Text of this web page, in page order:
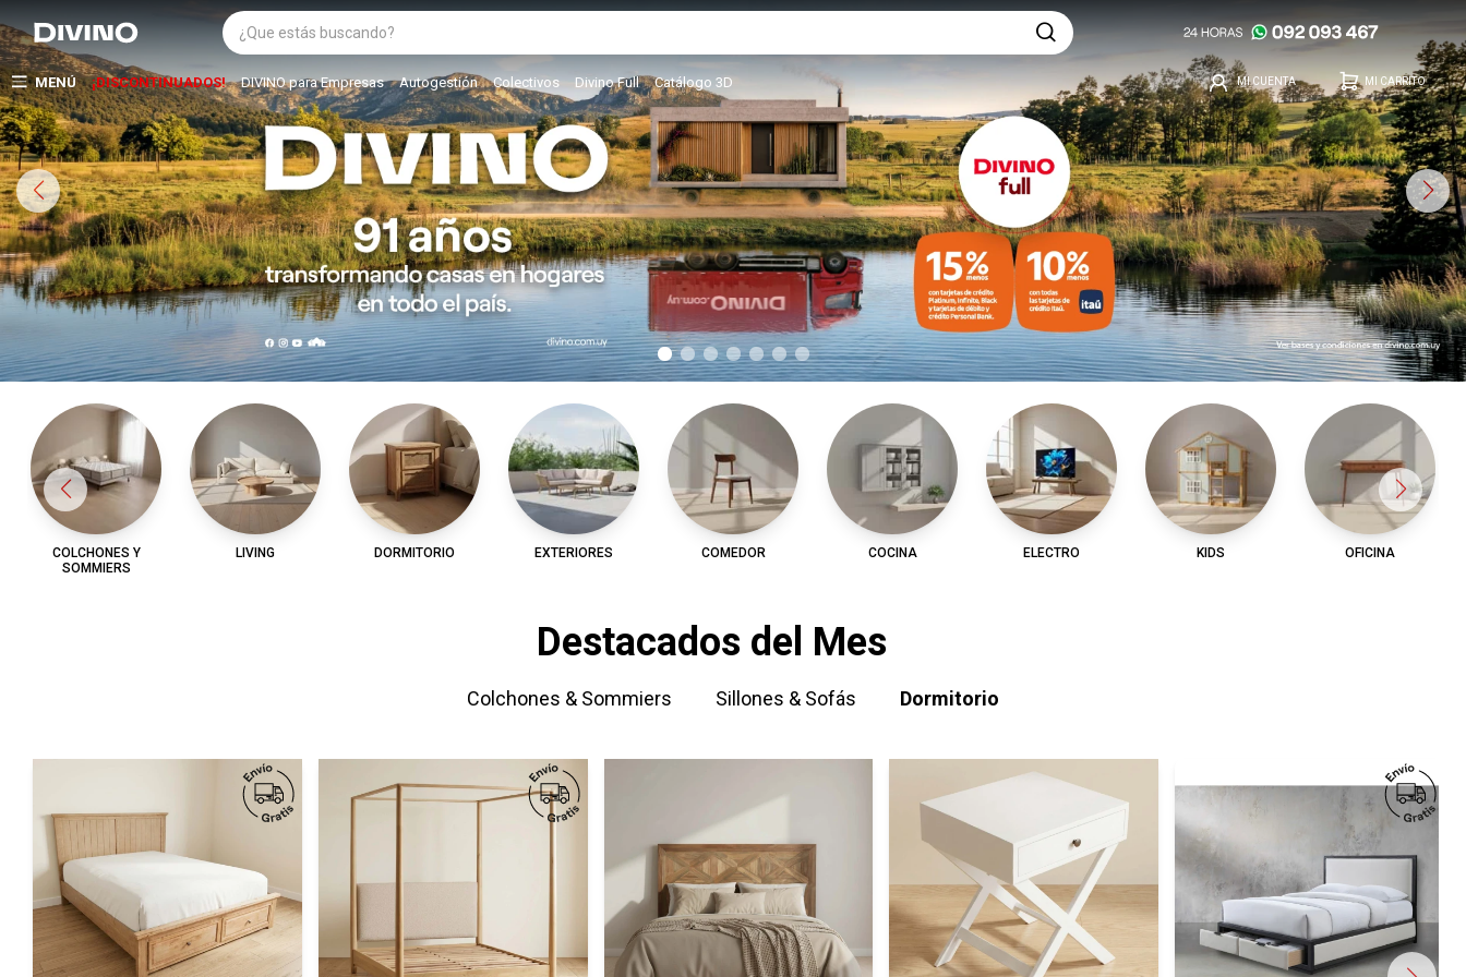
MENÚ ¡DISCONTINUADOS! DIVINO para Empresas Autogestión Colectivos Divino Full Catálogo 3D
COLCHONES Y
SOMMIERS
LIVING DORMITORIO EXTERIORES COMEDOR COCINA ELECTRO KIDS OFICINA
Destacados del Mes
Colchones & Sommiers Sillones & Sofás Dormitorio